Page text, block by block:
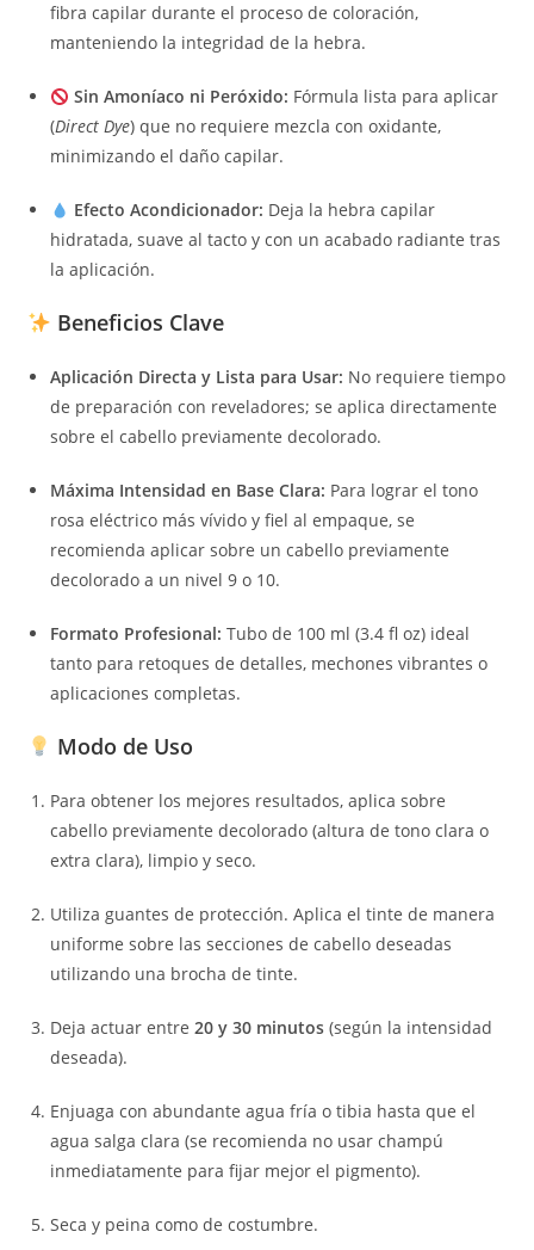
fibra capilar durante el proceso de coloración,
manteniendo la integridad de la hebra.
Sin Amoníaco ni Peróxido: Fórmula lista para aplicar
(Direct Dye) que no requiere mezcla con oxidante,
minimizando el daño capilar.
Efecto Acondicionador: Deja la hebra capilar
hidratada, suave al tacto y con un acabado radiante tras
la aplicación.
Beneficios Clave
Aplicación Directa y Lista para Usar: No requiere tiempo
de preparación con reveladores; se aplica directamente
sobre el cabello previamente decolorado.
Máxima Intensidad en Base Clara: Para lograr el tono
rosa eléctrico más vívido y fiel al empaque, se
recomienda aplicar sobre un cabello previamente
decolorado a un nivel 9 o 10.
Formato Profesional: Tubo de 100 ml (3.4 fl oz) ideal
tanto para retoques de detalles, mechones vibrantes o
aplicaciones completas.
Modo de Uso
Para obtener los mejores resultados, aplica sobre
cabello previamente decolorado (altura de tono clara o
extra clara), limpio y seco.
Utiliza guantes de protección. Aplica el tinte de manera
uniforme sobre las secciones de cabello deseadas
utilizando una brocha de tinte.
Deja actuar entre20 y 30 minutos (según la intensidad
deseada).
Enjuaga con abundante agua fría o tibia hasta que el
agua salga clara (se recomienda no usar champú
inmediatamente para fijar mejor el pigmento).
Seca y peina como de costumbre.